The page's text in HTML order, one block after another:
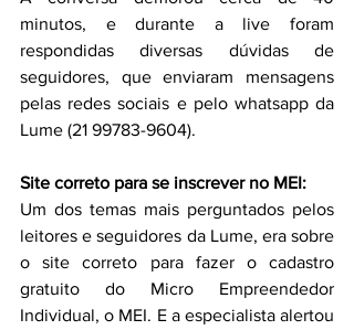
minutos, e durante a live foram
respondidas diversas dúvidas de
seguidores, que enviaram mensagens
pelas redes sociais e pelo whatsapp da
Lume (21 99783-9604).
Site correto para se inscrever no MEI:
Um dos temas mais perguntados pelos
leitores e seguidores da Lume, era sobre
o site correto para fazer o cadastro
gratuito do Micro Empreendedor
Individual, o MEI. E a especialista alertou